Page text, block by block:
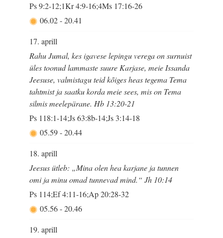
Ps 9:2-12;1Kr 4:9-16;4Ms 17:16-26
06.02-20.41
17. aprill
Rahu Jumal, kes igavese lepingu verega on surnuist
üles toonud lammaste suure Karjase, meie Issanda
Jeesuse, valmistagu teid kõiges heas tegema Tema
tahtmist ja saatku korda meie sees, mis on Tema
silmis meelepärane. Hb 13:20-21
Ps 118:1-14;Js 63:8b-14;Js 3:14-18
05.59-20.44
18. aprill
Jeesus ütleb: „Mina olen hea karjane ja tunnen
omi ja minu omad tunnevad mind.“ Jh 10:14
Ps 114;Ef 4:11-16;Ap 20:28-32
05.56-20.46
19. aprill